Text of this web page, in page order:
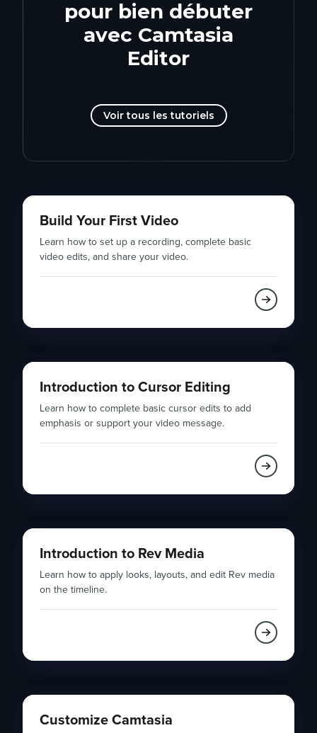
pour bien débuter
avec Camtasia
Editor
Voir tous les tutoriels
Build Your First Video
Learn how to set up a recording, complete basic
video edits, and share your video.
Introduction to Cursor Editing
Learn how to complete basic cursor edits to add
emphasis or support your video message.
Introduction to Rev Media
Learn how to apply looks, layouts, and edit Rev media
on the timeline.
Customize Camtasia